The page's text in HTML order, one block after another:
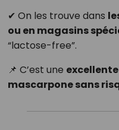
✔ On les trouve dans
ou en magasins
“lactose-free”.
📌 C’est une
mascarpone sans